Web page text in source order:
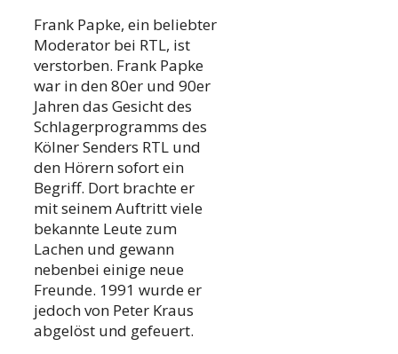
Frank Papke, ein beliebter
Moderator bei RTL, ist
verstorben. Frank Papke
war in den 80er und 90er
Jahren das Gesicht des
Schlagerprogramms des
Kölner Senders RTL und
den Hörern sofort ein
Begriff. Dort brachte er
mit seinem Auftritt viele
bekannte Leute zum
Lachen und gewann
nebenbei einige neue
Freunde. 1991 wurde er
jedoch von Peter Kraus
abgelöst und gefeuert.